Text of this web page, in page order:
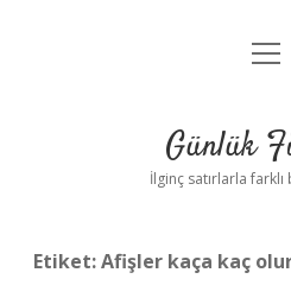
Yasal
Günlük
İlginç satırlarla farklı
Etiket:Afişler kaça kaç